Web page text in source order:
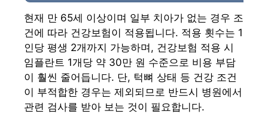
현재 만 65세 이상이며 일부 치아가 없는 경우 조
건에 따라 건강보험이 적용됩니다. 적용 횟수는 1
인당 평생 2개까지 가능하며, 건강보험 적용 시
임플란트 1개당 약 30만 원 수준으로 비용 부담
이 훨씬 줄어듭니다. 단, 턱뼈 상태 등 건강 조건
이 부적합한 경우는 제외되므로 반드시 병원에서
관련 검사를 받아 보는 것이 필요합니다.